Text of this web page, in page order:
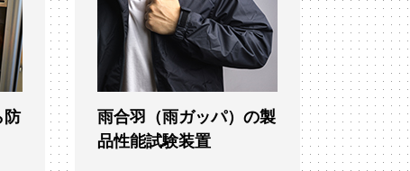
防
雨合羽（雨ガッパ）の製
品性能試験装置